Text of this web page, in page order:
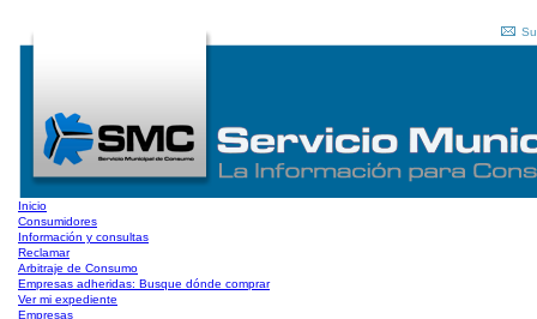
Inicio
Consumidores
Información y consultas
Reclamar
Arbitraje de Consumo
Empresas adheridas: Busque dónde comprar
Ver mi expediente
Empresas